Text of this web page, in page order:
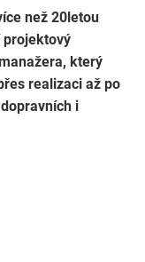
než 20letou
projektový
který
realizaci až po
i